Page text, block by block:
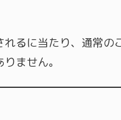
るに当たり、通常
ません。